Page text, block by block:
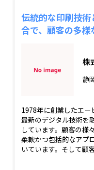
伝統的な印刷技
合で、顧客の多様
株
静
1978年に創業したエー
最新のデジタル技術を
しています。顧客の様
柔軟かつ包括的なアプ
いています。そして顧